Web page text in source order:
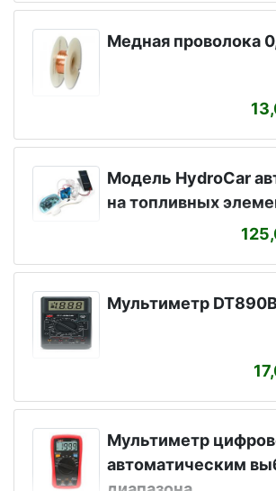
Медная проволока
Модель HydroCar
на топливных
Мультиметр
Мультиметр
автоматическим